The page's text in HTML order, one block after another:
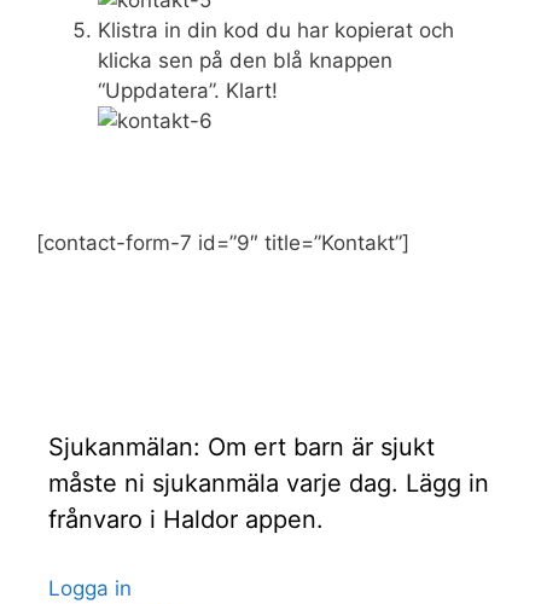
Klistra in din kod du har kopierat och
klicka sen på den blå knappen
“Uppdatera”. Klart!
[contact-form-7 id=”9″ title=”Kontakt”]
Sjukanmälan: Om ert barn är sjukt
måste ni sjukanmäla varje dag. Lägg in
frånvaro i Haldor appen.
Logga in